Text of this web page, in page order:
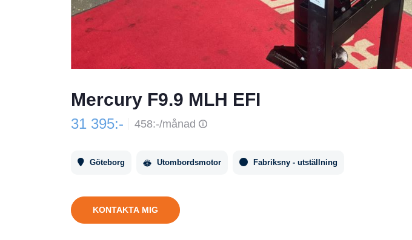
Mercury F9.9 MLH EFI
31 395:- 458:-/månad
Göteborg Utombordsmotor Fabriksny - utställning
KONTAKTA MIG